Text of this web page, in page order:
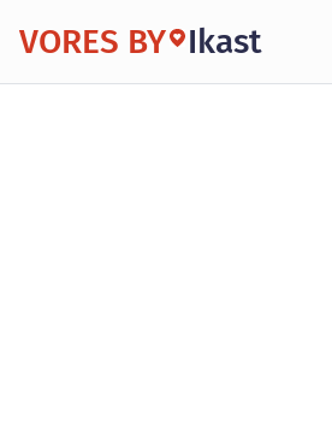
VORES BY Ikast